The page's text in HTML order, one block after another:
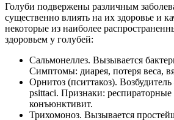
Голуби подвержены различным
существенно влиять на их здоровье и
некоторые из наиболее
здоровьем у голубей:
Сальмонеллез. Вызывается
Симптомы: диарея, потеря веса,
Орнитоз (пситтакоз).
psittaci. Признаки:
конъюнктивит.
Трихомоноз. Вызывается